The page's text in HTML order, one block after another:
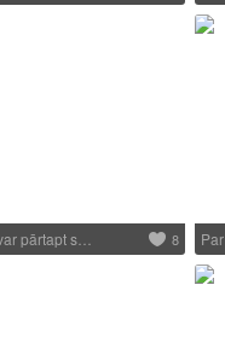
pārtapt s… 8